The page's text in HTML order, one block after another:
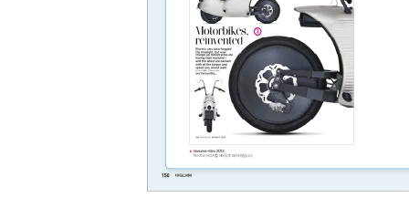
09 이미지와 텍스트를 활용한 디자인
10 텍스트만을 활용한 디자인
11 콘셉트를 반영한 타이포그래피
12 서체를 조합하고 구도를 조절한 디자인
13 여백을 만들고 제목을 기울인 디자인
14 질감을 활용한 디자인
15 펼침면에 어울리는 서체를 활용한 디자인
16 클라이언트의 의도를 반영한 포토월 디자인